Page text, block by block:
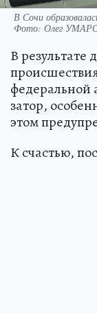
В Сочи
Фото: Олег
В результате
федеральной
затор,
этом
К счастью,